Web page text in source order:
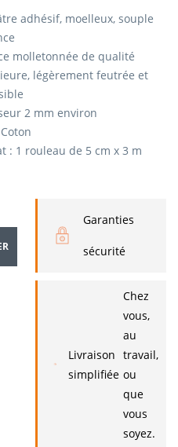
adhésif, moelleux, souple
molletonnée de qualité
légèrement feutrée et
2 mm environ
: 1 rouleau de 5 cm x 3 m
Garanties
sécurité
Livraison
simplifiée
Chez
vous,
au
travail,
ou
que
vous
soyez.